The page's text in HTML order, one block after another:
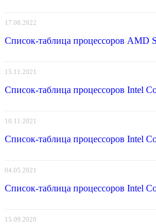
17.08.2022
Список-таблица процессоров AMD
15.11.2021
Список-таблица процессоров Intel
10.11.2021
Список-таблица процессоров Intel
04.05.2021
Список-таблица процессоров Intel
15.09.2020